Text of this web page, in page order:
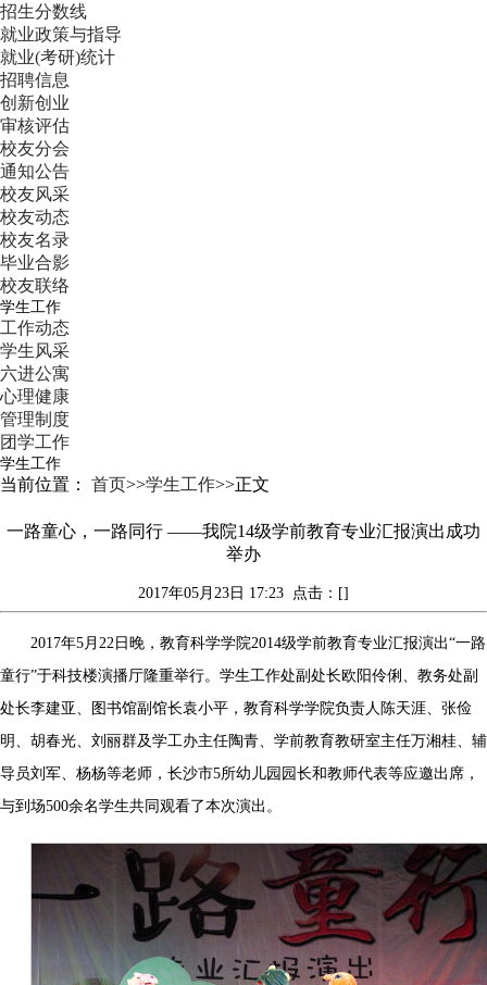
招生分数线
就业政策与指导
就业(考研)统计
招聘信息
创新创业
审核评估
校友分会
通知公告
校友风采
校友动态
校友名录
毕业合影
校友联络
学生工作
工作动态
学生风采
六进公寓
心理健康
管理制度
团学工作
学生工作
当前位置： 首页>>学生工作>>正文
一路童心，一路同行 ——我院14级学前教育专业汇报演出成功
举办
2017年05月23日 17:23 点击：[]
2017年5月22日晚，教育科学学院2014级学前教育专业汇报演出“一路
童行”于科技楼演播厅隆重举行。学生工作处副处长欧阳伶俐、教务处副
处长李建亚、图书馆副馆长袁小平，教育科学学院负责人陈天涯、张俭
明、胡春光、刘丽群及学工办主任陶青、学前教育教研室主任万湘桂、辅
导员刘军、杨杨等老师，长沙市5所幼儿园园长和教师代表等应邀出席，
与到场500余名学生共同观看了本次演出。